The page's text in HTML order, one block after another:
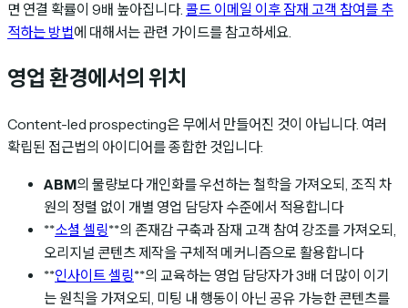
면 연결 확률이 9배 높아집니다. 콜드 이메일 이후 잠재 고객 참여를 추
적하는 방법에 대해서는 관련 가이드를 참고하세요.
영업 환경에서의 위치
Content-led prospecting은 무에서 만들어진 것이 아닙니다. 여러
확립된 접근법의 아이디어를 종합한 것입니다:
ABM의 물량보다 개인화를 우선하는 철학을 가져오되, 조직 차
원의 정렬 없이 개별 영업 담당자 수준에서 적용합니다
**소셜 셀링**의 존재감 구축과 잠재 고객 참여 강조를 가져오되,
오리지널 콘텐츠 제작을 구체적 메커니즘으로 활용합니다
**인사이트 셀링**의 교육하는 영업 담당자가 3배 더 많이 이기
는 원칙을 가져오되, 미팅 내 행동이 아닌 공유 가능한 콘텐츠를